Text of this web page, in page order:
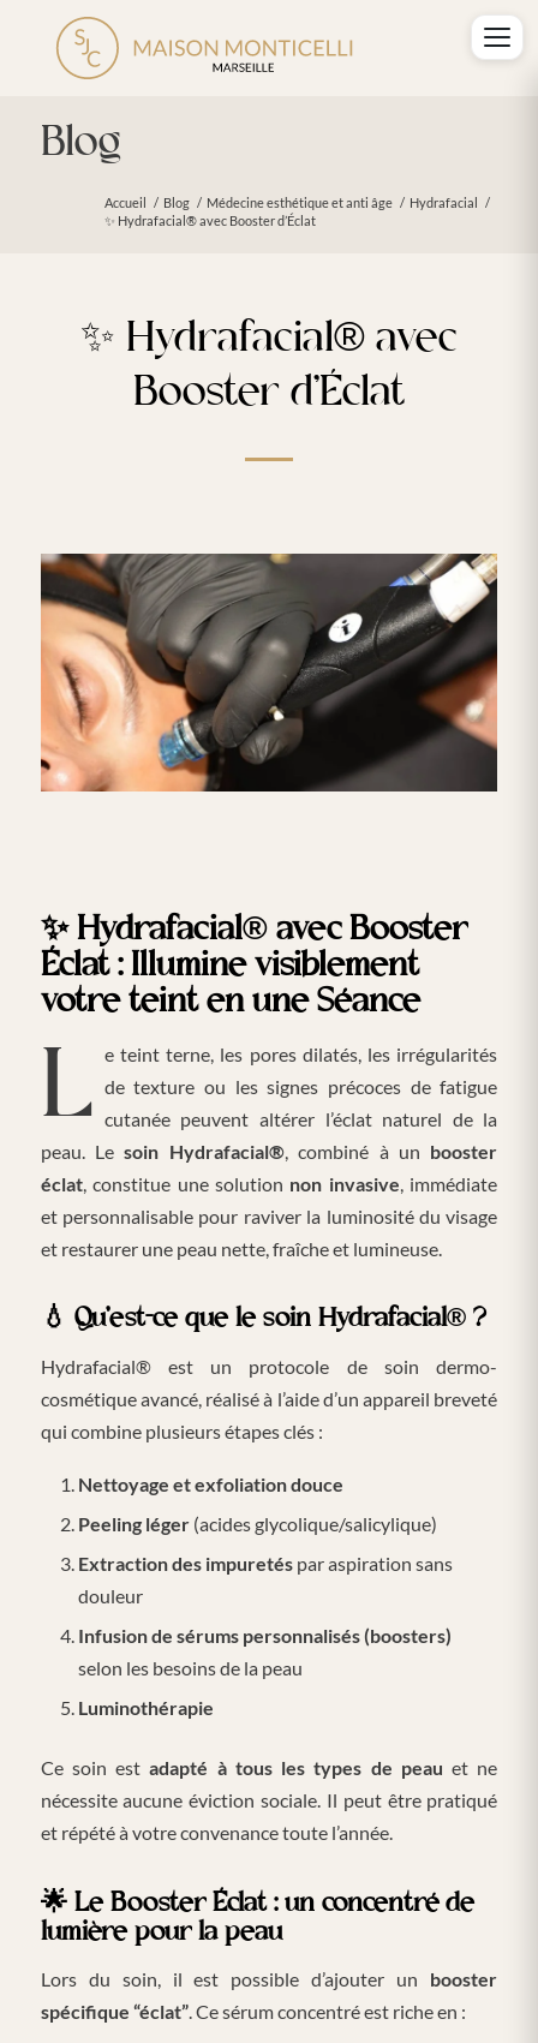
Blog
Accueil / Blog / Médecine esthétique et anti âge / Hydrafacial /
✨ Hydrafacial® avec Booster d’Éclat
✨ Hydrafacial® avec
Booster d’Éclat
✨Hydrafacial® avec Booster
Éclat : Illumine visiblement
votre teint en une Séance
Le teint terne, les pores dilatés, les irrégularités de texture ou les signes précoces de fatigue
cutanée peuvent altérer l’éclat naturel de la
peau. Lesoin Hydrafacial®, combiné à un booster
éclat, constitue une solution non invasive, immédiate
et personnalisable pour raviver la luminosité du visage
et restaurer une peau nette, fraîche et lumineuse.
💧 Qu’est-ce que le soin Hydrafacial® ?
Hydrafacial® est un protocole de soin dermo-
cosmétique avancé, réalisé à l’aide d’un appareil breveté
qui combine plusieurs étapes clés :
Nettoyage et exfoliation douce
Peeling léger(acides glycolique/salicylique)
Extraction des impuretéspar aspiration sans
douleur
Infusion de sérums personnalisés (boosters)
selon les besoins de la peau
Luminothérapie
Ce soin estadapté à tous les types de peau et ne
nécessite aucune éviction sociale. Il peut être pratiqué
et répété à votre convenance toute l’année.
🌟Le Booster Éclat : un concentré de
lumière pour la peau
Lors du soin, il est possible d’ajouter un booster
spécifique “éclat”. Ce sérum concentré est riche en :